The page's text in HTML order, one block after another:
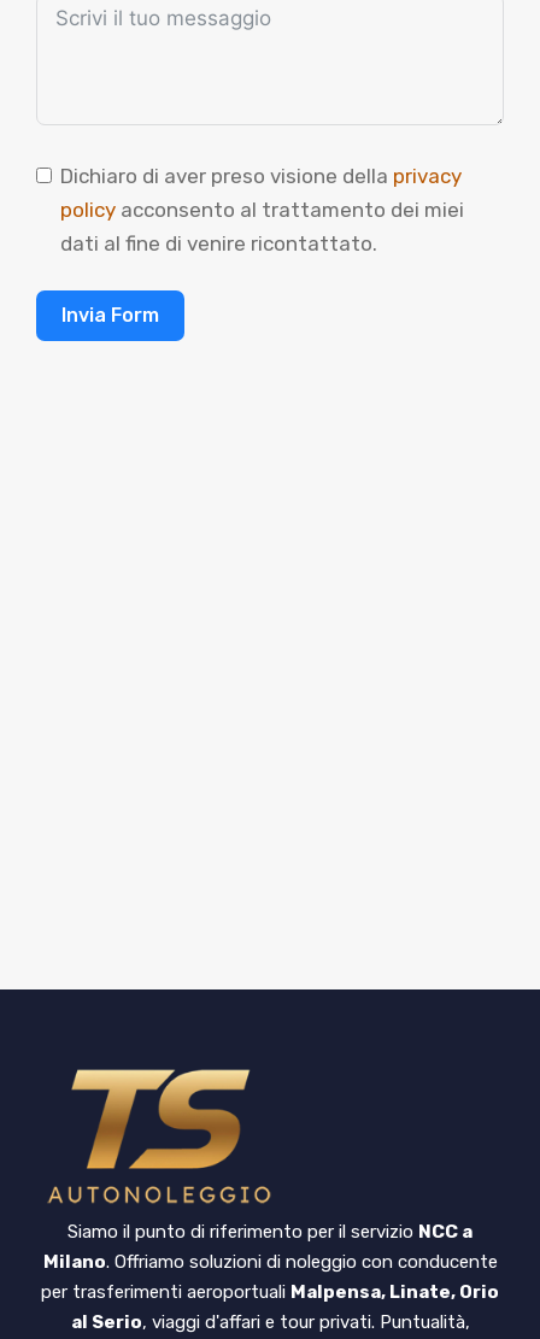
Dichiaro di aver preso visione della privacy
policy acconsento al trattamento dei miei
dati al fine di venire ricontattato.
Invia Form
Siamo il punto di riferimento per il servizio NCC a
Milano. Offriamo soluzioni di noleggio con conducente
per trasferimenti aeroportuali Malpensa, Linate, Orio
al Serio, viaggi d'affari e tour privati. Puntualità,